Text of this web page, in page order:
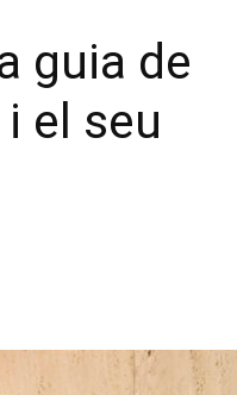
guia de
el seu